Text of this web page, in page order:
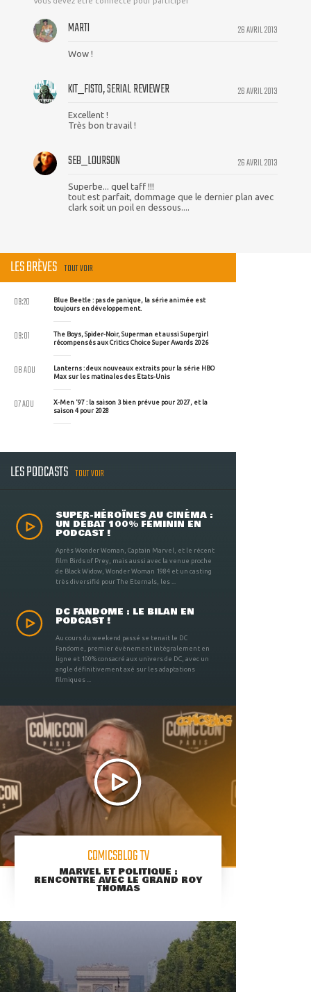
26 AVRIL 2013
MARTI
Wow !
26 AVRIL 2013
KIT_FISTO, SERIAL REVIEWER
Excellent !
Très bon travail !
26 AVRIL 2013
SEB_LOURSON
Superbe... quel taff !!!
tout est parfait, dommage que le dernier plan avec
clark soit un poil en dessous....
LES BRÈVES TOUT VOIR
Blue Beetle : pas de panique, la série animée est
toujours en développement.
09:20
The Boys, Spider-Noir, Superman et aussi Supergirl
récompensés aux Critics Choice Super Awards 2026
09:01
Lanterns : deux nouveaux extraits pour la série HBO
Max sur les matinales des Etats-Unis
08 AOU
X-Men '97 : la saison 3 bien prévue pour 2027, et la
saison 4 pour 2028
07 AOU
LES PODCASTS TOUT VOIR
SUPER-HÉROÏNES AU CINÉMA :
UN DÉBAT 100% FÉMININ EN
PODCAST !
Après Wonder Woman, Captain Marvel, et le récent
film Birds of Prey, mais aussi avec la venue proche
de Black Widow, Wonder Woman 1984 et un casting
très diversifié pour The Eternals, les ...
DC FANDOME : LE BILAN EN
PODCAST !
Au cours du weekend passé se tenait le DC
Fandome, premier évènement intégralement en
ligne et 100% consacré aux univers de DC, avec un
angle définitivement axé sur les adaptations
filmiques ...
COMICSBLOG TV
MARVEL ET POLITIQUE :
RENCONTRE AVEC LE GRAND ROY
THOMAS